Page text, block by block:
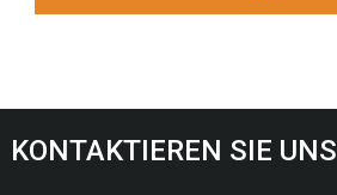
KONTAKTIEREN SIE UNS